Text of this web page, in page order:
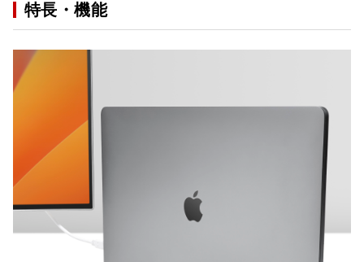
特長・機能